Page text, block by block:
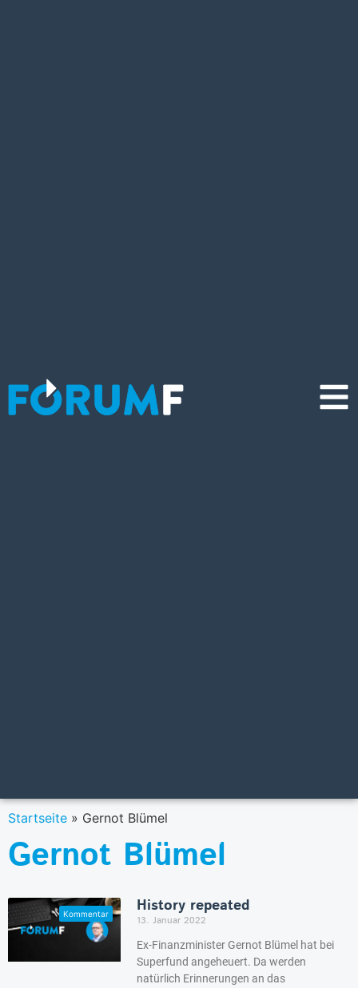
Startseite » Gernot Blümel
Gernot Blümel
History repeated
13. Januar 2022
Ex-Finanzminister Gernot Blümel hat bei
Superfund angeheuert. Da werden
natürlich Erinnerungen an das